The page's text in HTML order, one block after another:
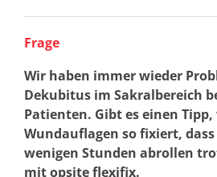
Frage
Wir haben immer wieder
Dekubitus im Sakralbereich
Patienten. Gibt es einen
Wundauflagen so fixiert,
wenigen Stunden abrollen
mit opsite flexifix.